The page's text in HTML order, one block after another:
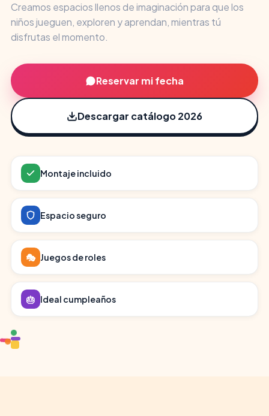
Creamos espacios llenos de imaginación para que los
niños jueguen, exploren y aprendan, mientras tú
disfrutas el momento.
Reservar mi fecha
Descargar catálogo 2026
Montaje incluido
Espacio seguro
🎭 Juegos de roles
🎂 Ideal cumpleaños